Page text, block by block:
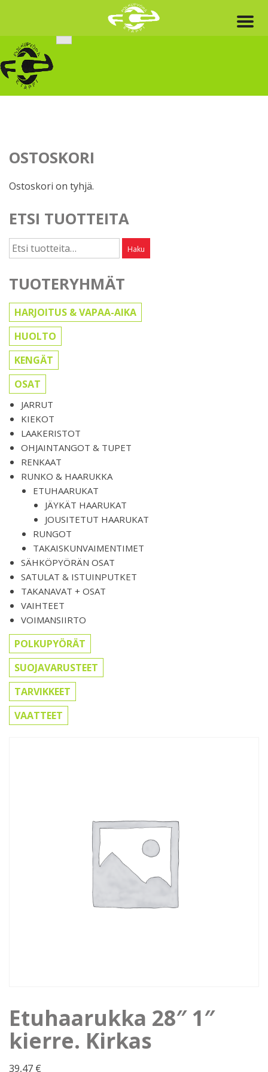
content
OSTOSKORI
Ostoskori on tyhjä.
ETSI TUOTTEITA
Etsi: Haku
TUOTERYHMÄT
HARJOITUS & VAPAA-AIKA
HUOLTO
KENGÄT
OSAT
JARRUT
KIEKOT
LAAKERISTOT
OHJAINTANGOT & TUPET
RENKAAT
RUNKO & HAARUKKA
ETUHAARUKAT
JÄYKÄT HAARUKAT
JOUSITETUT HAARUKAT
RUNGOT
TAKAISKUNVAIMENTIMET
SÄHKÖPYÖRÄN OSAT
SATULAT & ISTUINPUTKET
TAKANAVAT + OSAT
VAIHTEET
VOIMANSIIRTO
POLKUPYÖRÄT
SUOJAVARUSTEET
TARVIKKEET
VAATTEET
Etuhaarukka 28″ 1″
kierre. Kirkas
39,47 €